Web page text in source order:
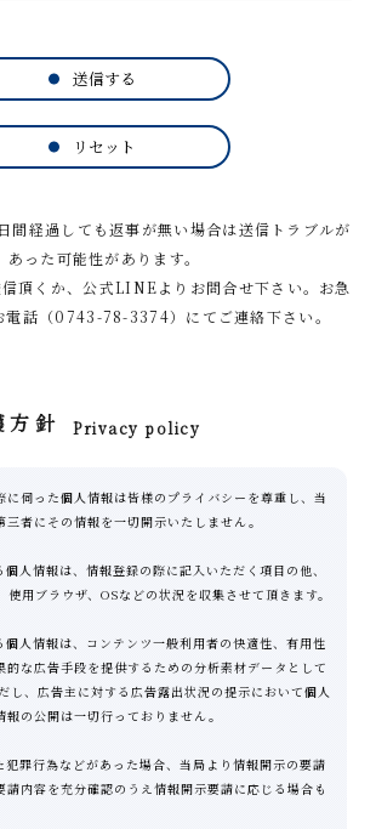
送信する
リセット
間経過しても返事が無い場合は送信トラブルが
あった可能性があります。
頂くか、公式LINEよりお問合せ下さい。お急
電話（0743-78-3374）にてご連絡下さい。
方針 Privacy policy
伺った個人情報は皆様のプライバシーを尊重し、当
者にその情報を一切開示いたしません。
人情報は、情報登録の際に記入いただく項目の他、
用ブラウザ、OSなどの状況を収集させて頂きます。
人情報は、コンテンツ一般利用者の快適性、有用性
的な広告手段を提供するための分析素材データとして
し、広告主に対する広告露出状況の提示において個人
の公開は一切行っておりません。
罪行為などがあった場合、当局より情報開示の要請
請内容を充分確認のうえ情報開示要請に応じる場合も